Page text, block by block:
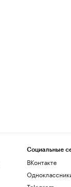
Социальные
ВКонтакте